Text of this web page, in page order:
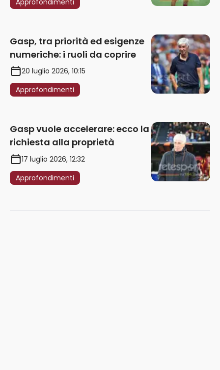
Gasp, tra priorità ed esigenze
numeriche: i ruoli da coprire
20 luglio 2026, 10:15
Approfondimenti
Gasp vuole accelerare: ecco la
richiesta alla proprietà
17 luglio 2026, 12:32
Approfondimenti